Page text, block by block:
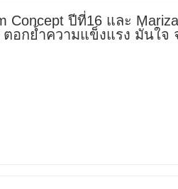
Concept ปีที่16 และ
ตอกย้ำความแข็งแรง มั่นใจ